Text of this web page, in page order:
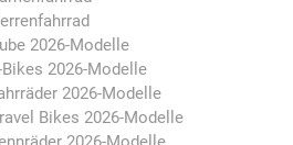
2026-Modelle
Bikes 2026-Modelle
2026-Modelle
Bikes 2026-Modelle